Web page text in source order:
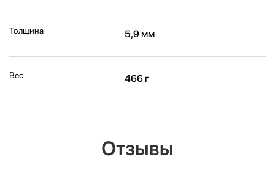
Толщина 5,9 мм
Вес 466 г
Отзывы